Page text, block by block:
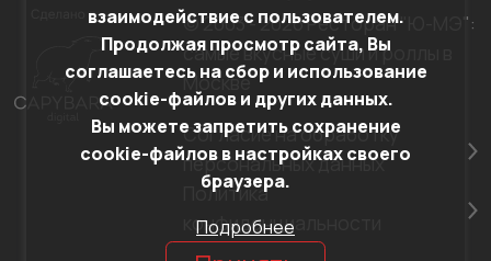
© 2003 - 2026 Ресторан "Ю-МЭ":
самые вкусные суши и роллы в
Москве
Согласие на обработку
персональных данных
Политика
конфиденциальности
взаимодействие с пользователем.
Продолжая просмотр сайта, Вы
соглашаетесь на сбор и использование
cookie-файлов и других данных.
Вы можете запретить сохранение
cookie-файлов в настройках своего
браузера.
Подробнее